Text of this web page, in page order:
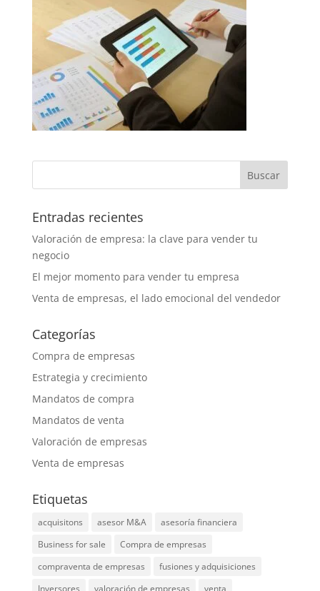
Entradas recientes
Valoración de empresa: la clave para vender tu
negocio
El mejor momento para vender tu empresa
Venta de empresas, el lado emocional del vendedor
Categorías
Compra de empresas
Estrategia y crecimiento
Mandatos de compra
Mandatos de venta
Valoración de empresas
Venta de empresas
Etiquetas
acquisitons asesor M&A
asesoría financiera
Business for sale
Compra de empresas
compraventa de empresas
fusiones y adquisiciones
Inversores
valoración de empresas venta